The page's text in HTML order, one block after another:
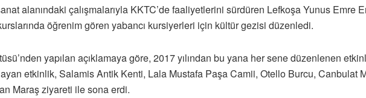
alanındaki çalışmalarıyla KKTC’de faaliyetlerini sürdüren Lefkoşa Yunus Emre
öğrenim gören yabancı kursiyerleri için kültür gezisi düzenledi.
yapılan açıklamaya göre, 2017 yılından bu yana her sene düzenlenen
etkinlik, Salamis Antik Kenti, Lala Mustafa Paşa Camii, Otello Burcu, Canbulat
Maraş ziyareti ile sona erdi.